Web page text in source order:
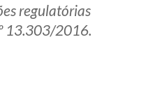
regulatórias
13.303/2016.